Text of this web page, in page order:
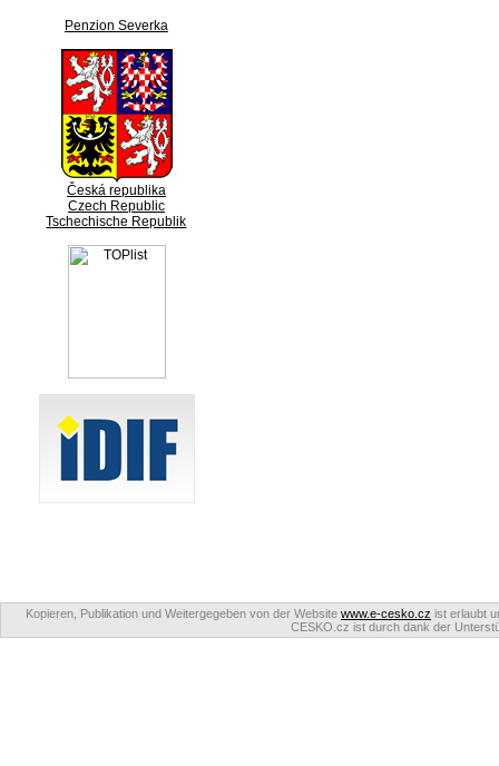
Penzion Severka
Česká republika
Czech Republic
Tschechische Republik
Kopieren, Publikation und Weitergegeben von der Website www.e-cesko.cz ist erlaubt
CESKO.cz ist durch dank der